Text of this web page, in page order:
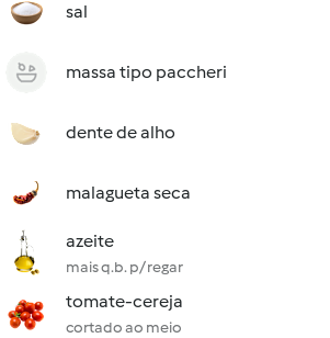
sal
massa tipo paccheri
dente de alho
malagueta seca
azeite
mais q.b. p/ regar
tomate-cereja
cortado ao meio